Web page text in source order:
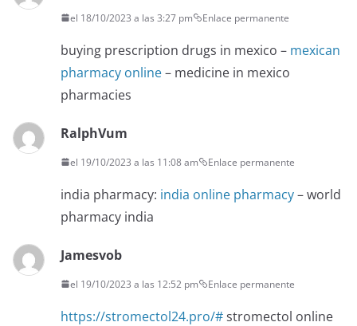
el 18/10/2023 a las 3:27 pm Enlace permanente
buying prescription drugs in mexico – mexican
pharmacy online– medicine in mexico
pharmacies
RalphVum
el 19/10/2023 a las 11:08 am Enlace permanente
india pharmacy: india online pharmacy– world
pharmacy india
Jamesvob
el 19/10/2023 a las 12:52 pm Enlace permanente
https://stromectol24.pro/#stromectol online